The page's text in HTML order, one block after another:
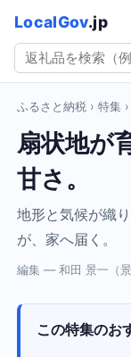
LocalGov.jp
ふるさと納税 ›特集
扇状地が
甘さ。
地形と気候が織
が、家へ届く。
編集 — 和田 景一（
この特集のお